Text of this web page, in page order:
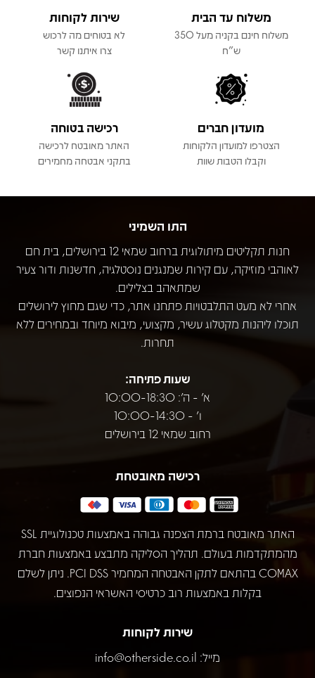
משלוח עד הבית
משלוח חינם בקניה מעל 350
ש"ח
שירות לקוחות
לא בטוחים מה לרכוש
צרו איתנו קשר
מועדון חברים
הצטרפו למועדון הלקוחות
וקבלו הטבות שוות
רכישה בטוחה
האתר מאובטח לרכישה
בתקני אבטחה מחמירים
התו השמיני
חנות תקליטים מיתולוגית ברחוב שמאי 12 בירושלים, בית חם
לאוהבי מוזיקה, עם קירות שמנגנים נוסטלגיה, חדשנות ודור צעיר
שמתאהב בצלילים.
אחרי לא מעט התלבטויות פתחנו אתר, כדי שגם מחוץ לירושלים
תוכלו ליהנות מקטלוג עשיר, מקצועי, מיבוא מיוחד ובמחירים ללא
תחרות.
שעות פתיחה:
א' - ה': 10:00-18:30
ו' - 10:00-14:30
רחוב שמאי 12 בירושלים
רכישה מאובטחת
האתר מאובטח ברמת הצפנה גבוהה באמצעות טכנולוגיית SSL
מהמתקדמות בעולם. תהליך הסליקה מתבצע באמצעות חברת
COMAX בהתאם לתקן האבטחה המחמיר PCI DSS. ניתן לשלם
בקלות באמצעות רוב כרטיסי האשראי הנפוצים.
שירות לקוחות
מייל: info@otherside.co.il